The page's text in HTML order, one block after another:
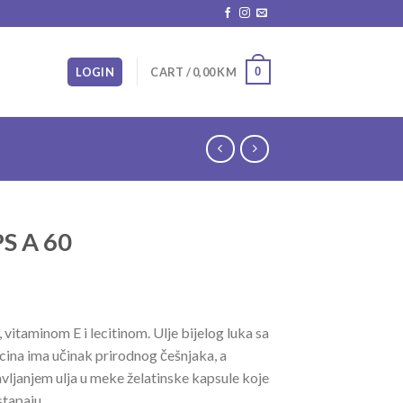
LOGIN CART /0,00KM 0
A 60
E i lecitinom. Ulje bijelog luka sa
ima učinak prirodnog češnjaka, a
ulja u meke želatinske kapsule koje